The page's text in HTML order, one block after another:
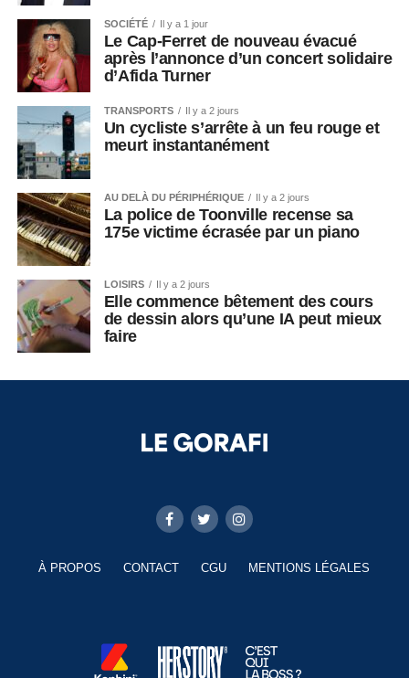
SOCIÉTÉ Il y a 1 jour
Le Cap-Ferret de nouveau évacué
après l’annonce d’un concert solidaire
d’Afida Turner
TRANSPORTS Il y a 2 jours
Un cycliste s’arrête à un feu rouge et
meurt instantanément
AU DELÀ DU PÉRIPHÉRIQUE Il y a 2 jours
La police de Toonville recense sa
175e victime écrasée par un piano
LOISIRS Il y a 2 jours
Elle commence bêtement des cours
de dessin alors qu’une IA peut mieux
faire
À PROPOS CONTACT CGU MENTIONS LÉGALES